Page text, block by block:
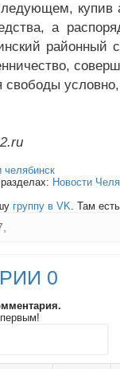
купив
а
районный
челябинск
Новости
группу в VK. Там
0